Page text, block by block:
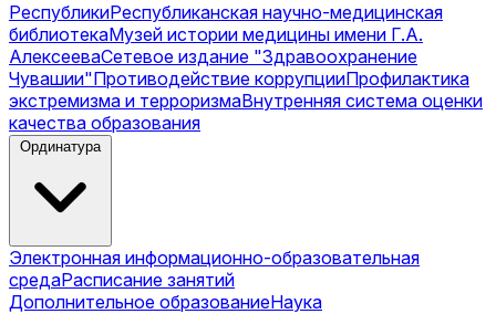
РеспубликиРеспубликанская научно-медицинская
библиотекаМузей истории медицины имени Г.А.
АлексееваСетевое издание "Здравоохранение
Чувашии"Противодействие коррупцииПрофилактика
экстремизма и терроризмаВнутренняя система оценки
качества образования
Ординатура
Электронная информационно-образовательная
средаРасписание занятий
Дополнительное образованиеНаука